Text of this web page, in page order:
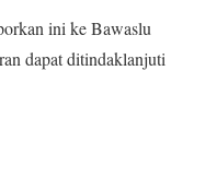
ini ke Bawaslu
dapat ditindaklanjuti